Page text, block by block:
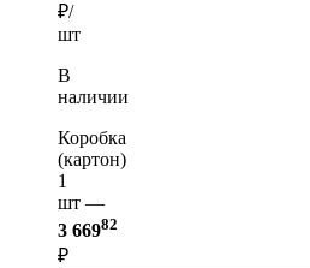
₽/
шт
В
наличии
Коробка
(картон)
1
шт —
3 66982
₽